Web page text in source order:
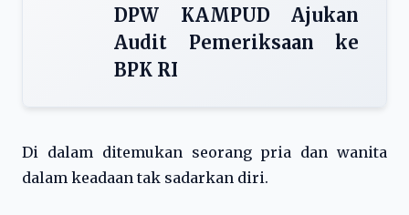
DPW KAMPUD Ajukan
Audit Pemeriksaan ke
BPK RI
Di dalam ditemukan seorang pria dan wanita
dalam keadaan tak sadarkan diri.